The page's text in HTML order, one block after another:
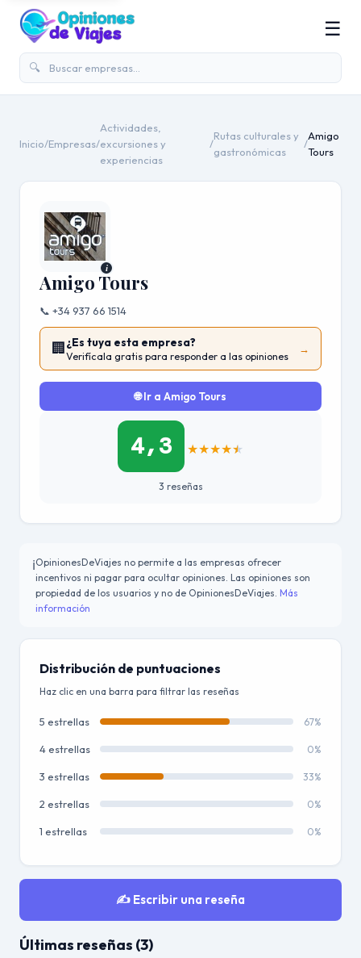
🔍
☰
Inicio/Empresas/
Actividades,
excursiones y
experiencias
/
Rutas culturales y
gastronómicas
/
Amigo
Tours
i
Amigo Tours
📞 +34 937 66 1514
🏢¿Es tuya esta empresa?
Verifícala gratis para responder a las opiniones
→
🌐 Ir a Amigo Tours
4,3 ★★★★★
3 reseñas
ℹ️OpinionesDeViajes no permite a las empresas ofrecer
incentivos ni pagar para ocultar opiniones. Las opiniones son
propiedad de los usuarios y no de OpinionesDeViajes. Más
información
Distribución de puntuaciones
Haz clic en una barra para filtrar las reseñas
5 estrellas 67%
4 estrellas 0%
3 estrellas 33%
2 estrellas 0%
1 estrellas 0%
✍️ Escribir una reseña
Últimas reseñas (3)